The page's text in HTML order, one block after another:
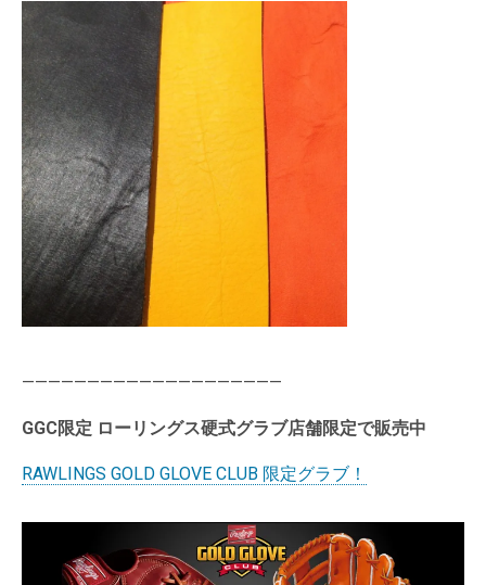
————————————————————
GGC限定 ローリングス硬式グラブ店舗限定で販売中
RAWLINGS GOLD GLOVE CLUB 限定グラブ！